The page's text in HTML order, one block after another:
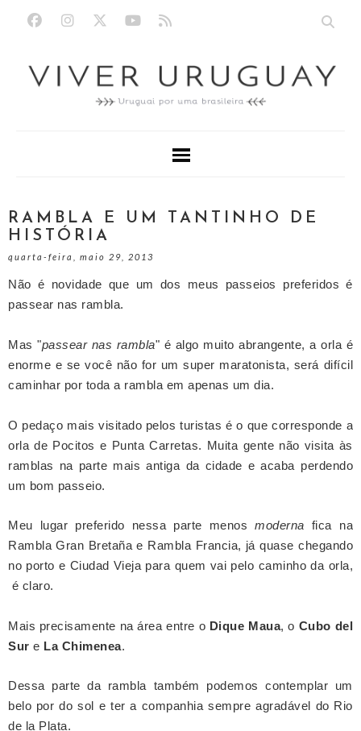
RAMBLA E UM TANTINHO DE
HISTÓRIA
quarta-feira, maio 29, 2013
Não é novidade que um dos meus passeios preferidos é
passear nas rambla.
Mas "passear nas rambla" é algo muito abrangente, a orla é
enorme e se você não for um super maratonista, será difícil
caminhar por toda a rambla em apenas um dia.
O pedaço mais visitado pelos turistas é o que corresponde a
orla de Pocitos e Punta Carretas. Muita gente não visita às
ramblas na parte mais antiga da cidade e acaba perdendo
um bom passeio.
Meu lugar preferido nessa parte menosmoderna fica na
Rambla Gran Bretaña e Rambla Francia, já quase chegando
no porto e Ciudad Vieja para quem vai pelo caminho da orla,
é claro.
Mais precisamente na área entre o Dique Maua, o Cubo del
Sur e La Chimenea.
Dessa parte da rambla também podemos contemplar um
belo por do sol e ter a companhia sempre agradável do Rio
de la Plata.